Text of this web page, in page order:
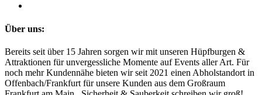
Über uns:
Bereits seit über 15 Jahren sorgen wir mit unseren Hüpfburgen &
Attraktionen für unvergessliche Momente auf Events aller Art. Für
noch mehr Kundennähe bieten wir seit 2021 einen Abholstandort in
Offenbach/Frankfurt für unsere Kunden aus dem Großraum